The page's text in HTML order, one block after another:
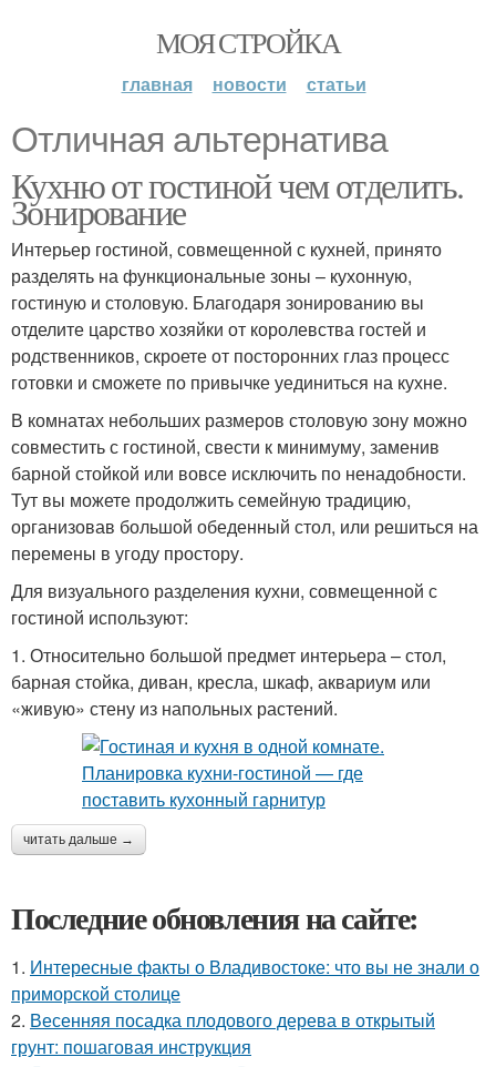
МОЯ СТРОЙКА
главная новости статьи
Отличная альтернатива
Кухню от гостиной чем отделить.
Зонирование
Интерьер гостиной, совмещенной с кухней, принято
разделять на функциональные зоны – кухонную,
гостиную и столовую. Благодаря зонированию вы
отделите царство хозяйки от королевства гостей и
родственников, скроете от посторонних глаз процесс
готовки и сможете по привычке уединиться на кухне.
В комнатах небольших размеров столовую зону можно
совместить с гостиной, свести к минимуму, заменив
барной стойкой или вовсе исключить по ненадобности.
Тут вы можете продолжить семейную традицию,
организовав большой обеденный стол, или решиться на
перемены в угоду простору.
Для визуального разделения кухни, совмещенной с
гостиной используют:
1. Относительно большой предмет интерьера – стол,
барная стойка, диван, кресла, шкаф, аквариум или
«живую» стену из напольных растений.
читать дальше →
Последние обновления на сайте:
1. Интересные факты о Владивостоке: что вы не знали о
приморской столице
2. Весенняя посадка плодового дерева в открытый
грунт: пошаговая инструкция